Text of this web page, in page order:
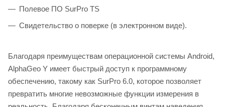
Полевое ПО SurPro TS
Свидетельство о поверке (в электронном виде).
Благодаря преимуществам операционной системы Android,
AlphaGeo Y имеет быстрый доступ к программному
обеспечению, такому как SurPro 6.0, которое позволяет
превратить многие невозможные функции измерения в